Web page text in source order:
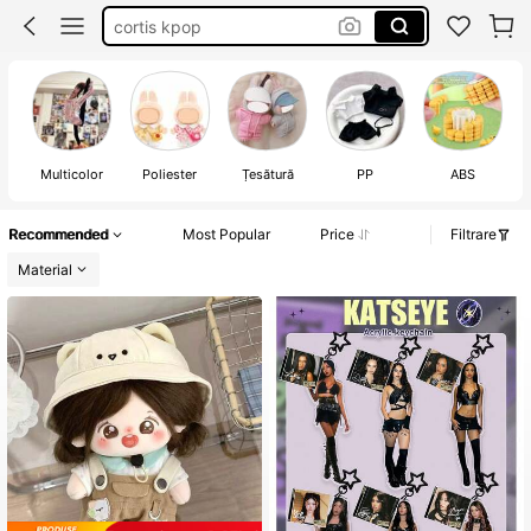
michael jackson
labubu
Multicolor Poliester Țesătură PP ABS
Recommended Most Popular Price
Filtrare
Material